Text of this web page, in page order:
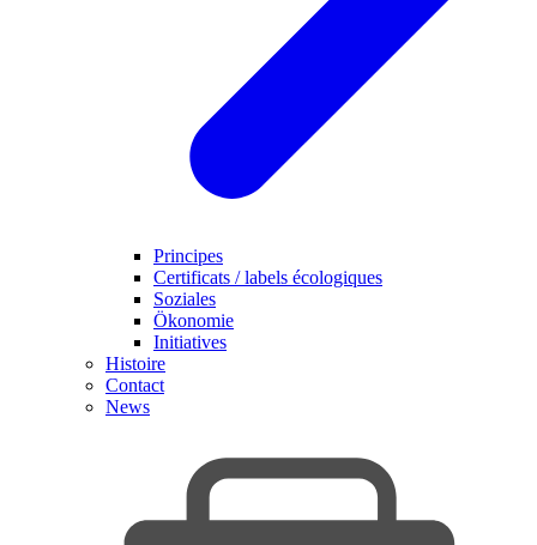
Principes
Certificats / labels écologiques
Soziales
Ökonomie
Initiatives
Histoire
Contact
News